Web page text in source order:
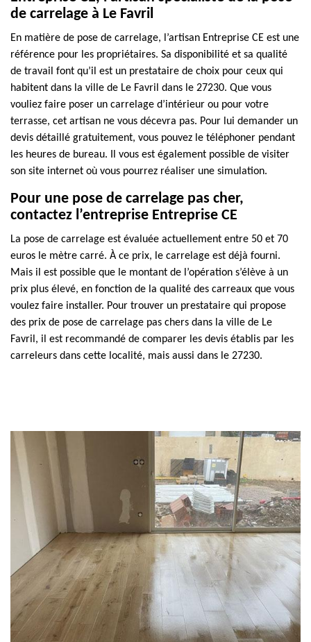
de carrelage à Le Favril
En matière de pose de carrelage, l’artisan Entreprise CE est une
référence pour les propriétaires. Sa disponibilité et sa qualité
de travail font qu’il est un prestataire de choix pour ceux qui
habitent dans la ville de Le Favril dans le 27230. Que vous
vouliez faire poser un carrelage d’intérieur ou pour votre
terrasse, cet artisan ne vous décevra pas. Pour lui demander un
devis détaillé gratuitement, vous pouvez le téléphoner pendant
les heures de bureau. Il vous est également possible de visiter
son site internet où vous pourrez réaliser une simulation.
Pour une pose de carrelage pas cher,
contactez l’entreprise Entreprise CE
La pose de carrelage est évaluée actuellement entre 50 et 70
euros le mètre carré. À ce prix, le carrelage est déjà fourni.
Mais il est possible que le montant de l’opération s’élève à un
prix plus élevé, en fonction de la qualité des carreaux que vous
voulez faire installer. Pour trouver un prestataire qui propose
des prix de pose de carrelage pas chers dans la ville de Le
Favril, il est recommandé de comparer les devis établis par les
carreleurs dans cette localité, mais aussi dans le 27230.